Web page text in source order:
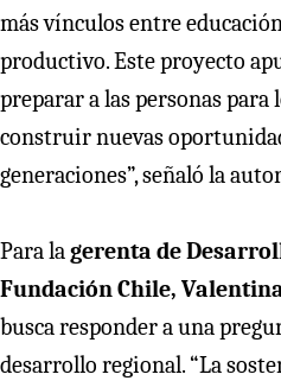
más vínculos entre
productivo. Este proyecto
preparar a las personas para
construir nuevas
generaciones”, señaló la
Para la gerenta de
Fundación Chile,
busca responder a una
desarrollo regional. “La